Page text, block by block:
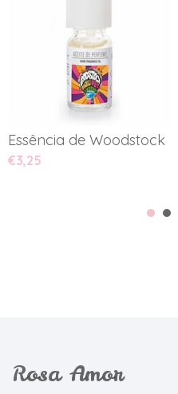
Essência de Woodstock
€3,25
Rosa Amor